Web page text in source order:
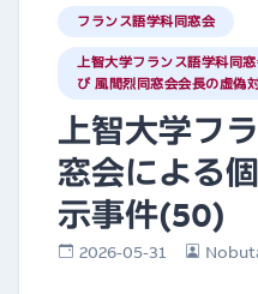
フランス語学科同窓会
上智大学フランス語学科同
び 風間烈同窓会会長の虚偽対
上智大学フ
窓会による
示事件(50)
2026-05-31